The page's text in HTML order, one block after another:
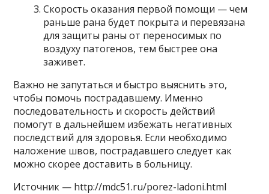
Скорость оказания первой помощи — чем
раньше рана будет покрыта и перевязана
для защиты раны от переносимых по
воздуху патогенов, тем быстрее она
заживет.
Важно не запутаться и быстро выяснить это,
чтобы помочь пострадавшему. Именно
последовательность и скорость действий
помогут в дальнейшем избежать негативных
последствий для здоровья. Если необходимо
наложение швов, пострадавшего следует как
можно скорее доставить в больницу.
Источник — http://mdc51.ru/porez-ladoni.html